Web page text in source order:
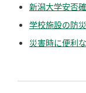
新潟大学安否
学校施設の防
災害時に便利